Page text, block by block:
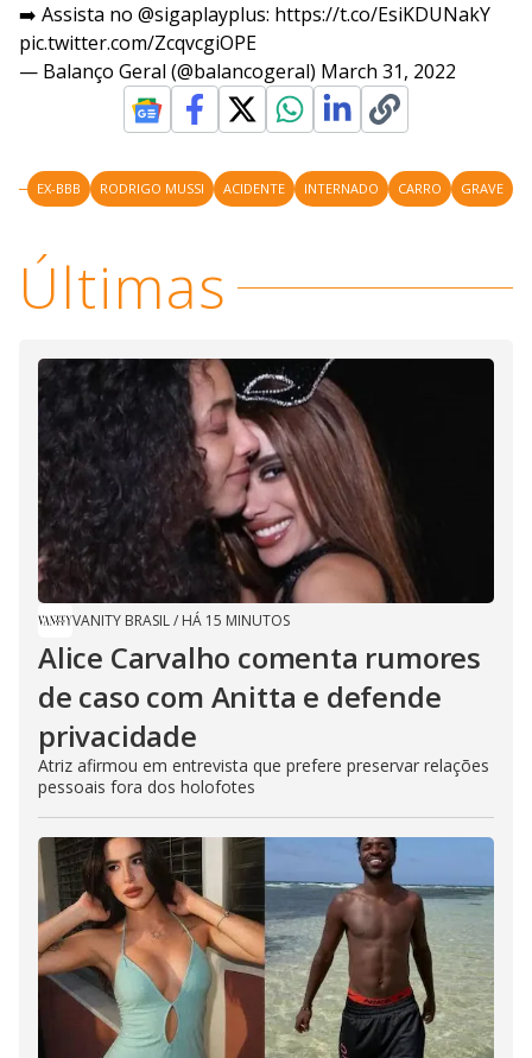
➡️ Assista no @sigaplayplus: https://t.co/EsiKDUNakY
pic.twitter.com/ZcqvcgiOPE
— Balanço Geral (@balancogeral) March 31, 2022
EX-BBB RODRIGO MUSSI ACIDENTE INTERNADO CARRO GRAVE
Últimas
VANITY BRASIL/ HÁ 15 MINUTOS
Alice Carvalho comenta rumores
de caso com Anitta e defende
privacidade
Atriz afirmou em entrevista que prefere preservar relações
pessoais fora dos holofotes